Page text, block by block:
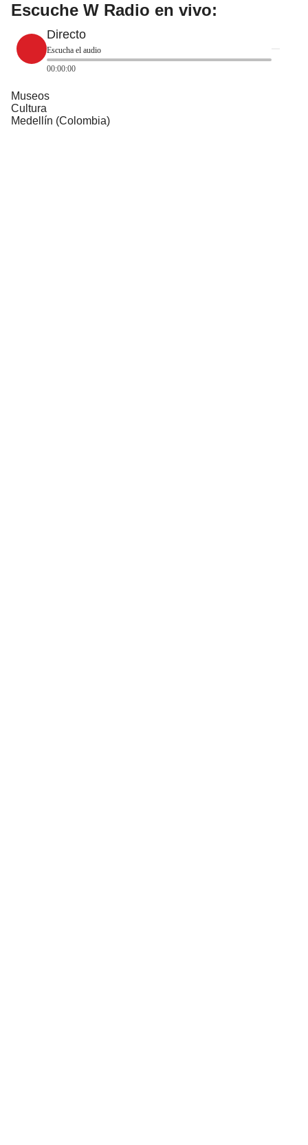
Escuche W Radio en vivo:
Directo
Escucha el audio
00:00:00
Museos
Cultura
Medellín (Colombia)